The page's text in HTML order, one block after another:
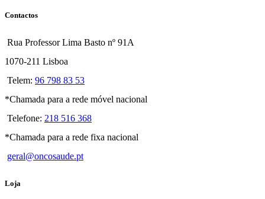
Contactos
Rua Professor Lima Basto nº 91A
1070-211 Lisboa
Telem: 96 798 83 53
*Chamada para a rede móvel nacional
Telefone: 218 516 368
*Chamada para a rede fixa nacional
geral@oncosaude.pt
Loja